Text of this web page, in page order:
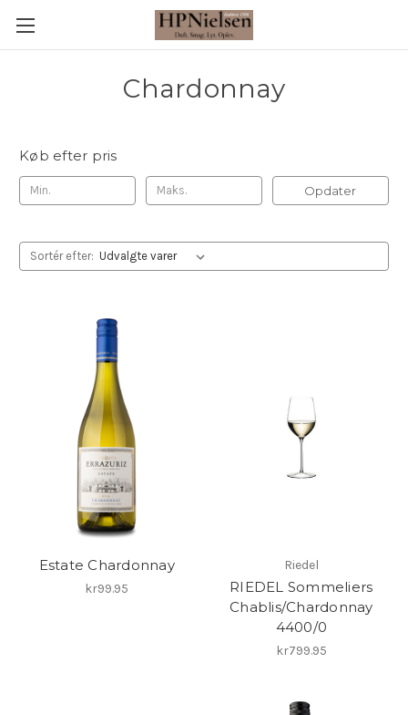
Chardonnay
Køb efter pris
Opdater
Sortér efter:
Estate Chardonnay
kr99.95
Riedel
RIEDEL Sommeliers
Chablis/Chardonnay
4400/0
kr799.95